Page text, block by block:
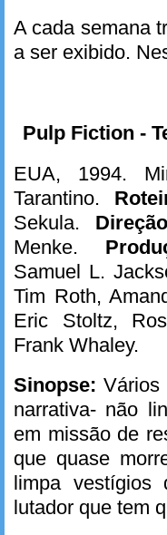
A cada semana
a ser exibido.
Pulp Fiction -
EUA, 1994.
Tarantino.
Sekula.
Menke.
Samuel L.
Tim Roth,
Eric Stoltz,
Frank Whaley.
Sinopse: Vários
narrativa- não
em missão de
que quase
limpa
lutador que tem